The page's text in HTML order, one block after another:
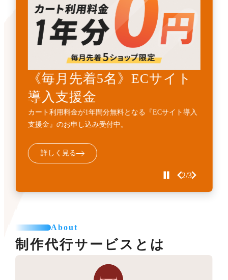
《先着3名》ECサイトリニ
ューアル支援金
カート利用料金1年間無料とECサイト構築費用
10%OFFの『ECサイトサイトリニューアル支援金』受
詳しく見る
《毎月先着5名》ECサイト
導入支援金
カート利用料金が1年間分無料となる『ECサイト導入
支援金』のお申し込み受付中。
詳しく見る
開発・API連携代行サービ
ス
標準機能に加えて、業務フローに合わせた外部連携・
機能追加などの個別開発を代行するサービスです。
詳しく見る
3/3
About
制作代行サービスとは